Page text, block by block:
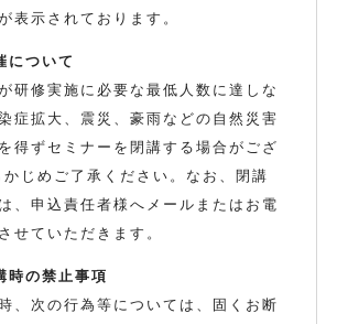
表示されております。
について
研修実施に必要な最低人数に達しな
症拡大、震災、豪雨などの自然災害
得ずセミナーを閉講する場合がござ
じめご了承ください。なお、閉講
、申込責任者様へメールまたはお電
せていただきます。
時の禁止事項
、次の行為等については、固くお断